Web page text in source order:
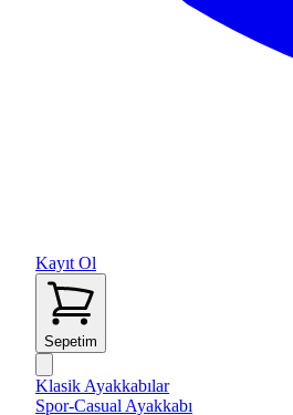
Kayıt Ol
Sepetim
Klasik Ayakkabılar
Spor-Casual Ayakkabı